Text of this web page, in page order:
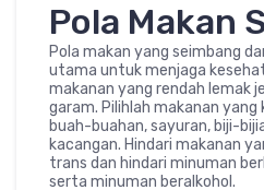
Pola Makan
Pola makan yang seimbang
utama untuk menjaga
makanan yang rendah lemak
garam. Pilihlah makanan
buah-buahan, sayuran, biji-
kacangan. Hindari makanan
trans dan hindari minuman
serta minuman beralkohol.